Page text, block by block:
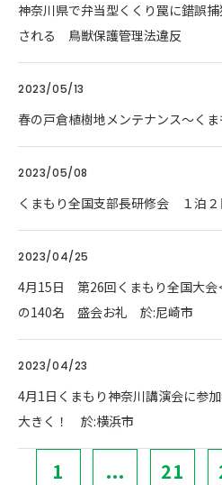
神奈川県で弁当型くくり罠に錯誤
される 鳥獣保護管理法違反
2023/05/13
春の戸倉植樹地メンテナンス～く
2023/05/08
くまもり全国支部長研修会 １泊
2023/04/25
4月15日 第26回くまもり全国大会
の140名 盛会お礼 於:尼崎市
2023/04/23
4月1日くまもり神奈川講演会に参
大きく！ 於:横浜市
1 ... 21